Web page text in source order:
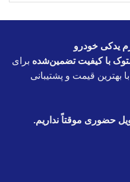
یدکی خودرو
با کیفیت تضمین‌شده برای
بهترین قیمت و پشتیبانی
حضوری موقتاً نداریم.